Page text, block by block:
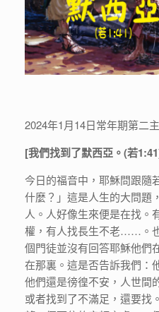
2024年1月14日常年期第二
[我們找到了默西亞。(若
今日的福音中，耶穌問跟隨
什麼？」這是人生的大問題
人。人好像生來便是在找。
權，有人找長生不老……。
個門徒並沒有回答耶穌他們
在那裏。這是否告訴我們：
他們還是徬徨不安，人世間
或者找到了不滿足，還要找